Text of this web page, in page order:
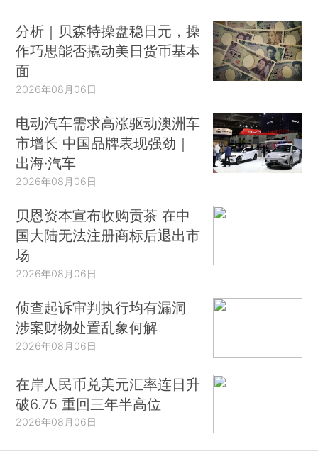
分析｜贝森特操盘稳日元，操
作巧思能否撬动美日货币基本
面
2026年08月06日
电动汽车需求高涨驱动澳洲车
市增长 中国品牌表现强劲｜
出海·汽车
2026年08月06日
贝恩资本宣布收购贡茶 在中
国大陆无法注册商标后退出市
场
2026年08月06日
侦查起诉审判执行均有漏洞
涉案财物处置乱象何解
2026年08月06日
在岸人民币兑美元汇率连日升
破6.75 重回三年半高位
2026年08月06日